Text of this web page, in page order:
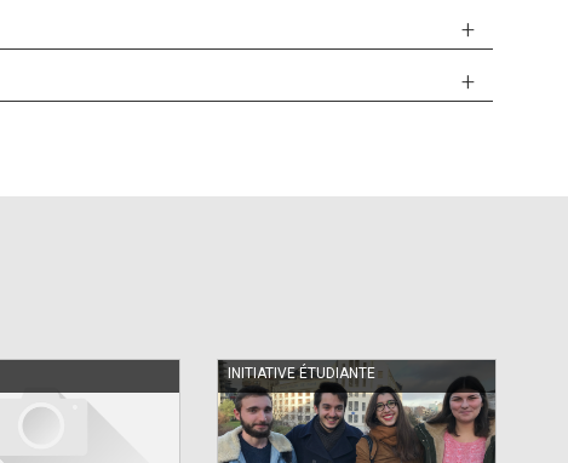
INITIATIVE ÉTUDIANTE